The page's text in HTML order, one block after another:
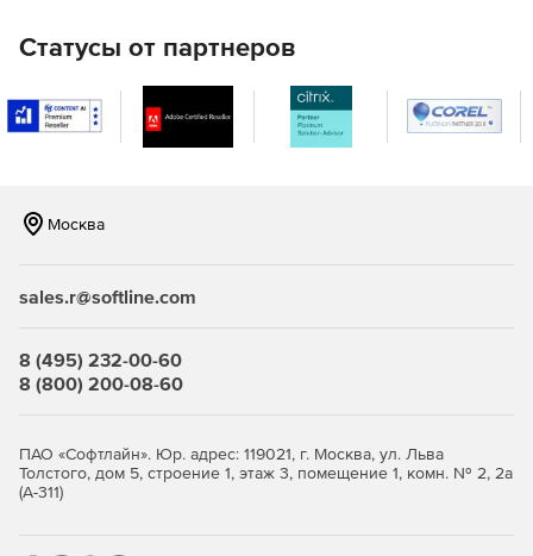
Полнотекстовый поиск с ранжированием и поддержка
Крипто БД 2.0.
Улучшения для временных таблиц и отчетов в новых
Основные преимущества
Официальная сертификация от 1С обеспечивает полную
гарантируя стабильную работу и техническую поддержку
при совместном использовании.​
Система повышает скорость работы баз данных 1С на 25–
30% в целом и до 10 раз по ключевым операциям, таким
Статусы от партнеров
Москва
sales.r@softline.com
8 (495) 232-00-60
8 (800) 200-08-60
ПАО «Софтлайн». Юр. адрес: 119021, г. Москва, ул. Льва
Толстого, дом 5, строение 1, этаж 3, помещение 1, комн. № 2, 2а
(А-311)